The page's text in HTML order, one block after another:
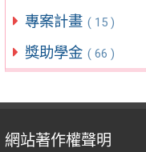
專案計畫 ( 15 )
獎助學金 ( 66 )
網站著作權聲明